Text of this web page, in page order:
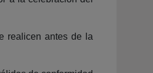
realicen antes de la